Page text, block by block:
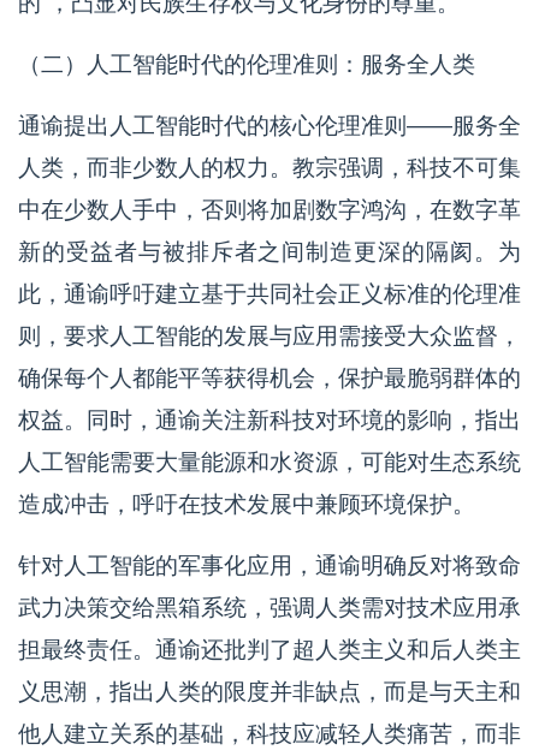
（二）人工智能时代的伦理准则：服务全人类
通谕提出人工智能时代的核心伦理准则——服务全
人类，而非少数人的权力。教宗强调，科技不可集
中在少数人手中，否则将加剧数字鸿沟，在数字革
新的受益者与被排斥者之间制造更深的隔阂。为
此，通谕呼吁建立基于共同社会正义标准的伦理准
则，要求人工智能的发展与应用需接受大众监督，
确保每个人都能平等获得机会，保护最脆弱群体的
权益。同时，通谕关注新科技对环境的影响，指出
人工智能需要大量能源和水资源，可能对生态系统
造成冲击，呼吁在技术发展中兼顾环境保护。
针对人工智能的军事化应用，通谕明确反对将致命
武力决策交给黑箱系统，强调人类需对技术应用承
担最终责任。通谕还批判了超人类主义和后人类主
义思潮，指出人类的限度并非缺点，而是与天主和
他人建立关系的基础，科技应减轻人类痛苦，而非